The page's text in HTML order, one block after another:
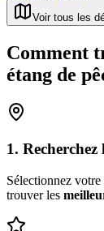
Voir tous les
Comment
étang de
1. Recherchez
Sélectionnez
trouver les